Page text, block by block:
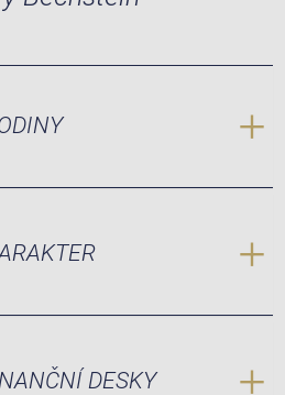
DESKY